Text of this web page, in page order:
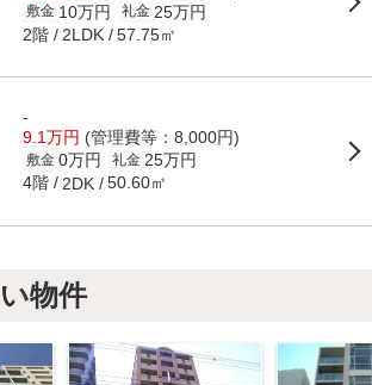
敷金 10万円 礼金 25万円
2階 2LDK 57.75㎡
-
9.1万円 (管理費等：8,000円)
敷金 0万円 礼金 25万円
4階 2DK 50.60㎡
物件